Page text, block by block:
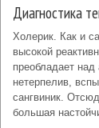
Диагностика
Холерик. Как и
высокой
преобладает
нетерпелив,
сангвиник.
большая